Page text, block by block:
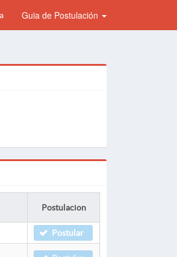
Guia de Postulación
Postulacion
Postular